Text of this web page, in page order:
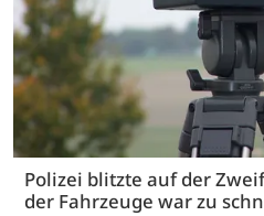
Polizei blitzte auf der
der Fahrzeuge war zu